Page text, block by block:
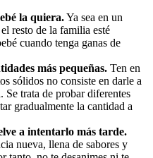
la quiera. Ya sea en un
resto de la familia esté
cuando tenga ganas de
más pequeñas. Ten en
sólidos no consiste en darle a
Se trata de probar diferentes
gradualmente la cantidad a
a intentarlo más tarde.
nueva, llena de sabores y